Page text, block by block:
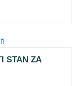
STAN ZA